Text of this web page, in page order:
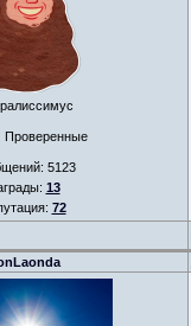
Проверенные
5123
13
72